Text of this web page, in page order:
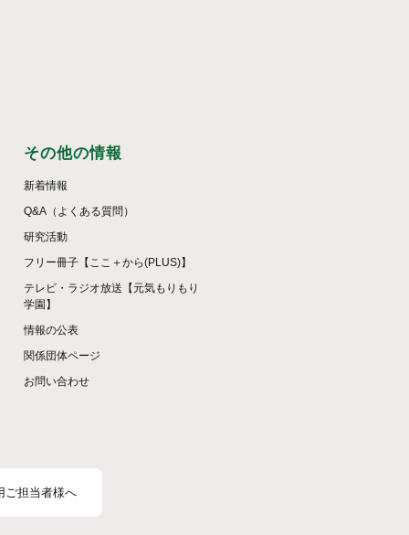
その他の情報
新着情報
Q&A（よくある質問）
研究活動
フリー冊子【ここ＋から(PLUS)】
テレビ・ラジオ放送【元気もりもり
学園】
情報の公表
関係団体ページ
お問い合わせ
ご担当者様へ